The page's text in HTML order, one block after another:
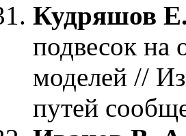
Кудряшов
подвесок на
моделей //
путей